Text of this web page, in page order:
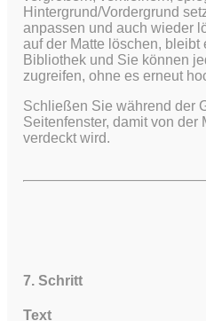
Hintergrund/Vordergrund
anpassen und auch wieder
auf der Matte löschen, bleibt
Bibliothek und Sie können
zugreifen, ohne es erneut
Schließen Sie während der
Seitenfenster, damit von der
verdeckt wird.
7. Schritt
Text